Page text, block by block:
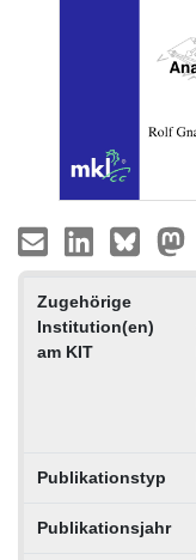
Zugehörige
Institution(en)
am KIT
Publikationstyp
Publikationsjahr